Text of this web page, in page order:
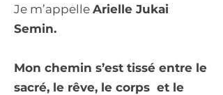
Je m’appelle Arielle Jukai
Semin.
Mon chemin s’est tissé entre le
sacré, le rêve, le corps et le